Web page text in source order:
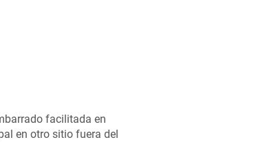
facilitada en
en otro sitio fuera del